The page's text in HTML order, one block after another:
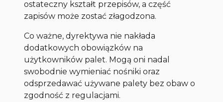
ostateczny kształt przepisów, a część
zapisów może zostać złagodzona.
Co ważne, dyrektywa nie nakłada
dodatkowych obowiązków na
użytkowników palet. Mogą oni nadal
swobodnie wymieniać nośniki oraz
odsprzedawać używane palety bez obaw o
zgodność z regulacjami.